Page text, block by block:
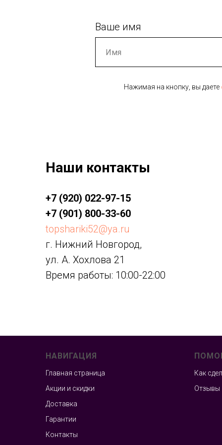
Ваше имя
Нажимая на кнопку, вы даете
Наши контакты
+7 (920) 022-97-15
+7 (901) 800-33-60
topshariki52@ya.ru
г. Нижний Новгород,
ул. А. Хохлова 21
Время работы: 10:00-22:00
НАВИГАЦИЯ
Главная страница
Акции и скидки
Доставка
Гарантии
Контакты
Как
Отзывы